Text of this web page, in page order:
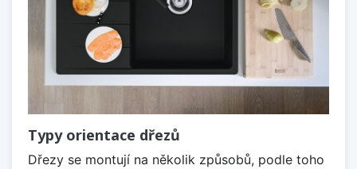
Typy orientace dřezů
Dřezy se montují na několik způsobů, podle toho